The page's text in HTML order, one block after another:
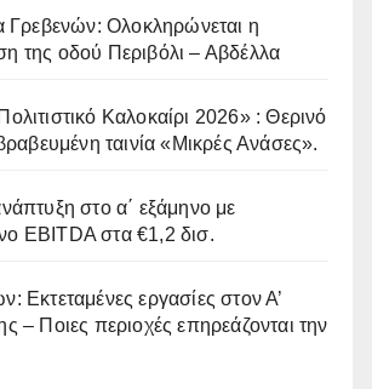
Γρεβενών: Ολοκληρώνεται η
της οδού Περιβόλι – Αβδέλλα
Καλοκαίρι 2026» : Θερινό
ταινία «Μικρές Ανάσες».
στο α΄ εξάμηνο με
EBITDA στα €1,2 δισ.
Εκτεταμένες εργασίες στον Α’
– Ποιες περιοχές επηρεάζονται την